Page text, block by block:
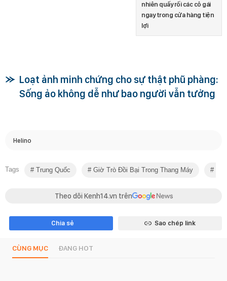
nhiên quấy rối các cô gái
ngay trong cửa hàng tiện
lợi
Loạt ảnh minh chứng cho sự thật phũ phàng:
Sống ảo không dễ như bao người vẫn tưởng
Helino
Tags Trung Quốc Giờ Trò Đồi Bại Trong Thang Máy Cô
Theo dõi Kenh14.vn trên
Chia sẻ Sao chép link
CÙNG MỤC ĐANG HOT